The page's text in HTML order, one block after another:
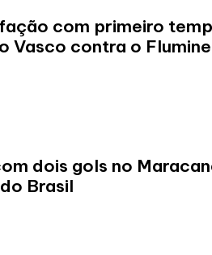
com primeiro
Vasco contra o
dois gols no
Brasil